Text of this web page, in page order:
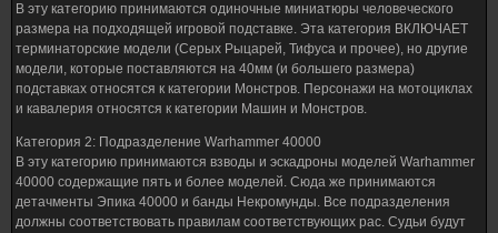
В эту категорию принимаются одиночные миниатюры человеческого
размера на подходящей игровой подставке. Эта категория ВКЛЮЧАЕТ
терминаторские модели (Серых Рыцарей, Тифуса и прочее), но другие
модели, которые поставляются на 40мм (и большего размера)
подставках относятся к категории Монстров. Персонажи на мотоциклах
и кавалерия относятся к категории Машин и Монстров.
Категория 2: Подразделение Warhammer 40000
В эту категорию принимаются взводы и эскадроны моделей Warhammer
40000 содержащие пять и более моделей. Сюда же принимаются
детачменты Эпика 40000 и банды Некромунды. Все подразделения
должны соответствовать правилам соответствующих рас. Судьи будут